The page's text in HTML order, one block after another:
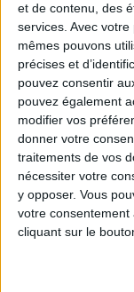
et de contenu, des
services. Avec votre
mêmes pouvons
précises et
pouvez consentir
pouvez également
modifier vos
donner votre
traitements de vos
nécessiter votre
y opposer. Vous
votre
cliquant sur le
CONNAISSEZ-